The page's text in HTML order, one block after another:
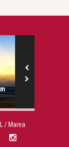
/ Marea